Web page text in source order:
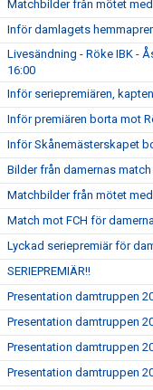
Matchbilder från mötet
Inför damlagets
Livesändning - Röke IBK -
16:00
Inför seriepremiären,
Inför premiären borta mot
Inför Skånemästerskapet
Bilder från damernas
Matchbilder från mötet
Match mot FCH för
Lyckad seriepremiär för
SERIEPREMIÄR!!
Presentation damtruppen
Presentation damtruppen
Presentation damtruppen
Presentation damtruppen